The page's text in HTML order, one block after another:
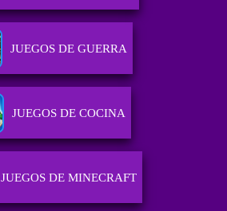
JUEGOS DE GUERRA
JUEGOS DE COCINA
JUEGOS DE MINECRAFT